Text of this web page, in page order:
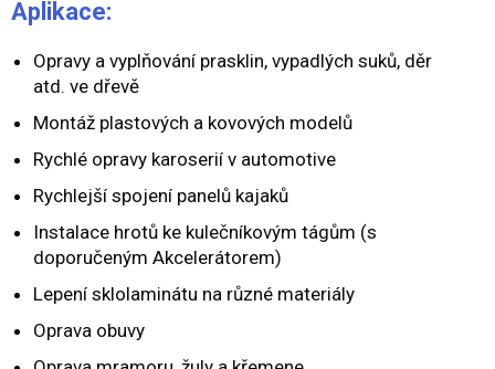
Aplikace:
Opravy a vyplňování prasklin, vypadlých suků, děr
atd. ve dřevě
Montáž plastových a kovových modelů
Rychlé opravy karoserií v automotive
Rychlejší spojení panelů kajaků
Instalace hrotů ke kulečníkovým tágům (s
doporučeným Akcelerátorem)
Lepení sklolaminátu na různé materiály
Oprava obuvy